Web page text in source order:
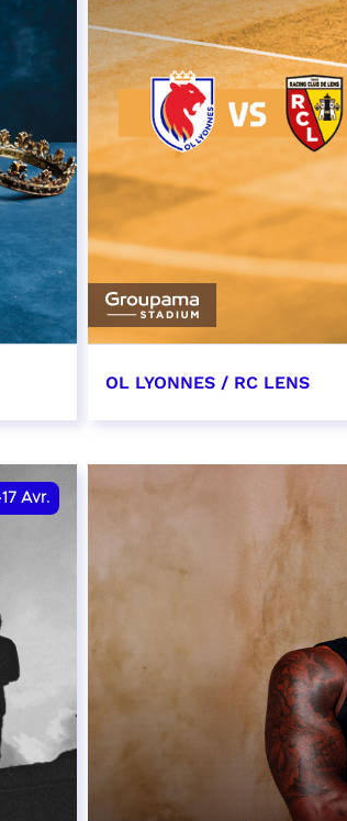
OL LYONNES / RC LENS
17 Avr.